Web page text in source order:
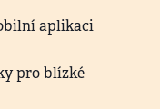
aplikaci
pro blízké